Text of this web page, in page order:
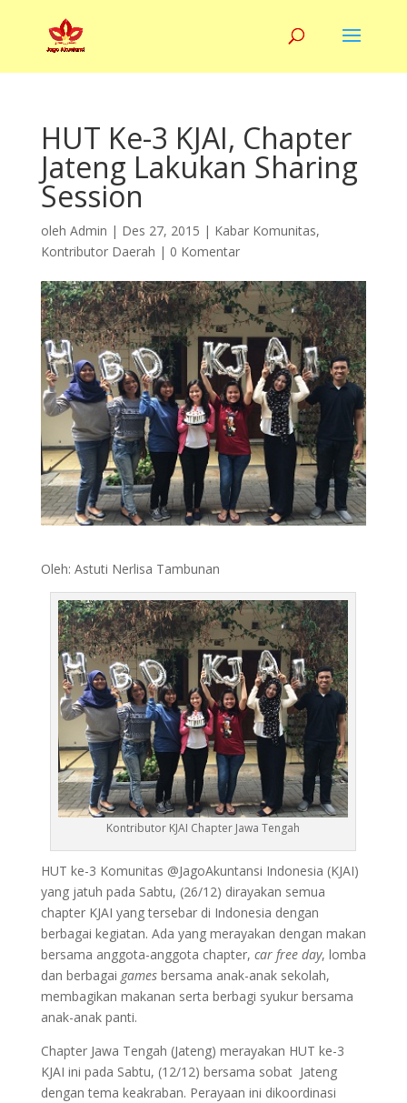
HUT Ke-3 KJAI, Chapter
Jateng Lakukan Sharing
Session
oleh Admin | Des 27, 2015 | Kabar Komunitas,
Kontributor Daerah | 0 Komentar
Oleh: Astuti Nerlisa Tambunan
Kontributor KJAI Chapter Jawa Tengah
HUT ke-3 Komunitas @JagoAkuntansi Indonesia (KJAI)
yang jatuh pada Sabtu, (26/12) dirayakan semua
chapter KJAI yang tersebar di Indonesia dengan
berbagai kegiatan. Ada yang merayakan dengan makan
bersama anggota-anggota chapter, car free day, lomba
dan berbagai gamesbersama anak-anak sekolah,
membagikan makanan serta berbagi syukur bersama
anak-anak panti.
Chapter Jawa Tengah (Jateng) merayakan HUT ke-3
KJAI ini pada Sabtu, (12/12) bersama sobat Jateng
dengan tema keakraban. Perayaan ini dikoordinasi